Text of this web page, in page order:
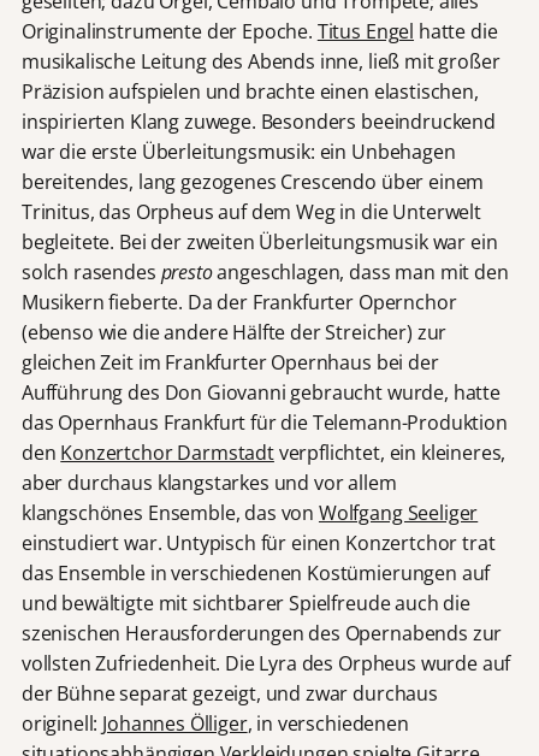
Originalinstrumente der Epoche. Titus Engel hatte die
musikalische Leitung des Abends inne, ließ mit großer
Präzision aufspielen und brachte einen elastischen,
inspirierten Klang zuwege. Besonders beeindruckend
war die erste Überleitungsmusik: ein Unbehagen
bereitendes, lang gezogenes Crescendo über einem
Trinitus, das Orpheus auf dem Weg in die Unterwelt
begleitete. Bei der zweiten Überleitungsmusik war ein
solch rasendes prestoangeschlagen, dass man mit den
Musikern fieberte. Da der Frankfurter Opernchor
(ebenso wie die andere Hälfte der Streicher) zur
gleichen Zeit im Frankfurter Opernhaus bei der
Aufführung des Don Giovanni gebraucht wurde, hatte
das Opernhaus Frankfurt für die Telemann-Produktion
den Konzertchor Darmstadtverpflichtet, ein kleineres,
aber durchaus klangstarkes und vor allem
klangschönes Ensemble, das von Wolfgang Seeliger
einstudiert war. Untypisch für einen Konzertchor trat
das Ensemble in verschiedenen Kostümierungen auf
und bewältigte mit sichtbarer Spielfreude auch die
szenischen Herausforderungen des Opernabends zur
vollsten Zufriedenheit. Die Lyra des Orpheus wurde auf
der Bühne separat gezeigt, und zwar durchaus
originell: Johannes Ölliger, in verschiedenen